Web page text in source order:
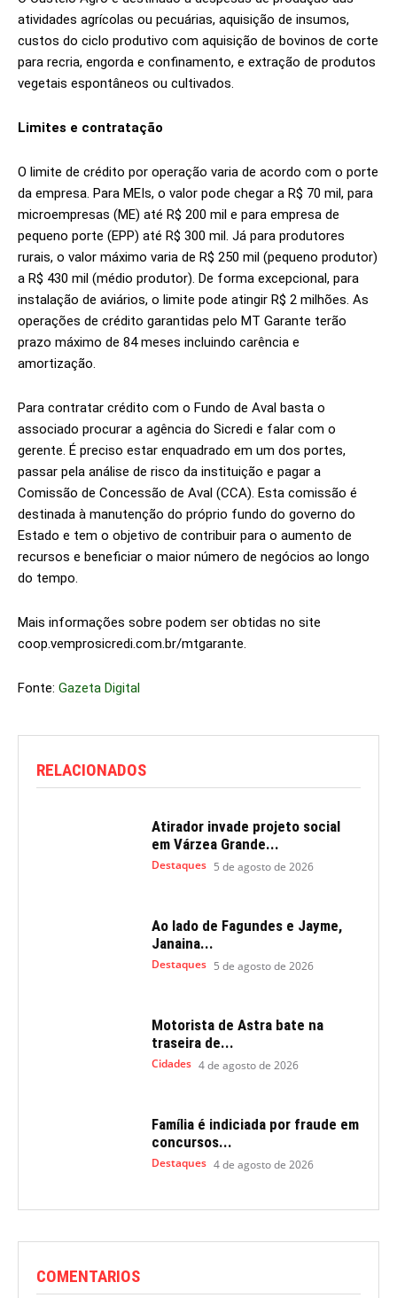
atividades agrícolas ou pecuárias, aquisição de insumos,
custos do ciclo produtivo com aquisição de bovinos de corte
para recria, engorda e confinamento, e extração de produtos
vegetais espontâneos ou cultivados.
Limites e contratação
O limite de crédito por operação varia de acordo com o porte
da empresa. Para MEIs, o valor pode chegar a R$ 70 mil, para
microempresas (ME) até R$ 200 mil e para empresa de
pequeno porte (EPP) até R$ 300 mil. Já para produtores
rurais, o valor máximo varia de R$ 250 mil (pequeno produtor)
a R$ 430 mil (médio produtor). De forma excepcional, para
instalação de aviários, o limite pode atingir R$ 2 milhões. As
operações de crédito garantidas pelo MT Garante terão
prazo máximo de 84 meses incluindo carência e
amortização.
Para contratar crédito com o Fundo de Aval basta o
associado procurar a agência do Sicredi e falar com o
gerente. É preciso estar enquadrado em um dos portes,
passar pela análise de risco da instituição e pagar a
Comissão de Concessão de Aval (CCA). Esta comissão é
destinada à manutenção do próprio fundo do governo do
Estado e tem o objetivo de contribuir para o aumento de
recursos e beneficiar o maior número de negócios ao longo
do tempo.
Mais informações sobre podem ser obtidas no site
coop.vemprosicredi.com.br/mtgarante.
Fonte: Gazeta Digital
RELACIONADOS
Atirador invade projeto social
em Várzea Grande...
Destaques 5 de agosto de 2026
Ao lado de Fagundes e Jayme,
Janaina...
Destaques 5 de agosto de 2026
Motorista de Astra bate na
traseira de...
Cidades 4 de agosto de 2026
Família é indiciada por fraude em
concursos...
Destaques 4 de agosto de 2026
COMENTARIOS